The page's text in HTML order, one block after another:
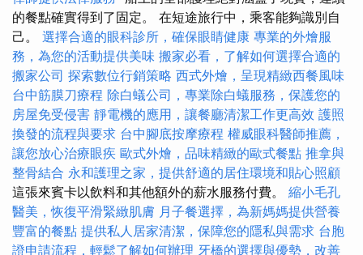
的餐點確實得到了固定。 在短途旅行中，乘客能夠識別自
己。 選擇合適的眼科診所，確保眼睛健康 專業的外燴服
務，為您的活動提供美味 搬家必看，了解如何選擇合適的
搬家公司 探索數位行銷策略 西式外燴，呈現精緻西餐風味
台中筋膜刀療程 除白蟻公司，專業除白蟻服務，保護您的
房屋免受侵害 靜電機的應用，讓餐廳清潔工作更高效 護照
換發的流程與要求 台中腳底按摩療程 權威眼科醫師推薦，
讓您放心治療眼疾 歐式外燴，品味精緻的歐式餐點 推拿與
整骨結合 永和護理之家，提供舒適的居住環境和貼心照顧
這張來賓卡以飲料和其他額外的薪水服務付費。 縮小毛孔
醫美，恢復平滑緊緻肌膚 月子餐選擇，為新媽媽提供營養
豐富的餐點 提供私人居家清潔，保障您的隱私與需求 台胞
證申請流程，輕鬆了解如何辦理 牙橋的選擇與優勢，改善